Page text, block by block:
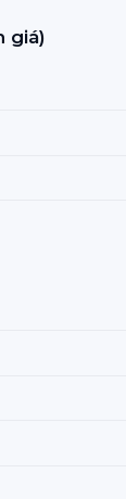
giá)